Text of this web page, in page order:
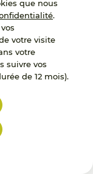
que nous
.
votre visite
votre
suivre vos
de 12 mois).
à l’élaboration de la
des conseils
au
protection de